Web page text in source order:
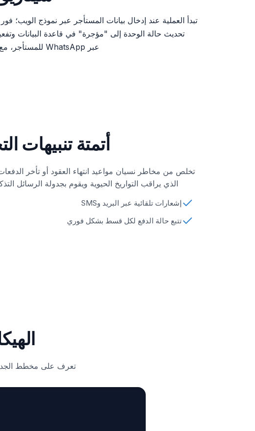
تحديث حالة الوحدة إلى "مؤجرة" في قاعدة البيانات
عبر WhatsApp للمستأجر، مع تحديث لوحة التحكم فوراً لتعكس التدفقات المالية المحققة، مما يضمن تدفقاً تشغيلياً سلساً دون تدخل يدوي.
أتمتة تنبيهات
تخلص من مخاطر نسيان مواعيد انتهاء العقود أو تأخر
الذي يراقب التواريخ الحيوية ويقوم بجدولة الرسائل
إشعارات تلقائية عبر البريد وSMS
تتبع حالة الدفع لكل قسط بشكل فوري
تعرف على مخطط